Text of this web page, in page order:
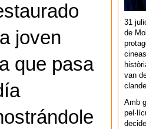
joven
que pasa
31
de
van
Amb